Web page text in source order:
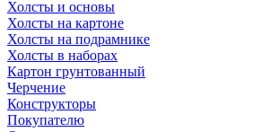
Холсты и основы
Холсты на картоне
Холсты на подрамнике
Холсты в наборах
Картон грунтованный
Черчение
Конструкторы
Покупателю